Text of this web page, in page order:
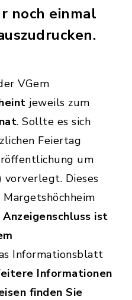
noch einmal
VGem
jeweils zum
. Sollte es sich
Feiertag
um
vorverlegt. Dieses
Anzeigenschluss ist
Informationsblatt
Informationen
finden Sie